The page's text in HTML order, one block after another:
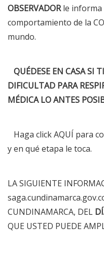
OBSERVADORle informa
comportamiento de la
mundo.
QUÉDESE EN CASA SI
DIFICULTAD PARA
MÉDICA LO ANTES
Haga clickAQUÍ para
y en qué etapa le toca.
LA SIGUIENTE
CUNDINAMARCA, DEL
QUE USTED PUEDE